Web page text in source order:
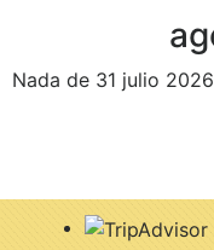
Nada de 31 julio